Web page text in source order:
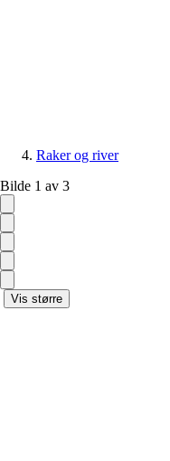
Raker og river
Bilde 1 av 3
Vis større